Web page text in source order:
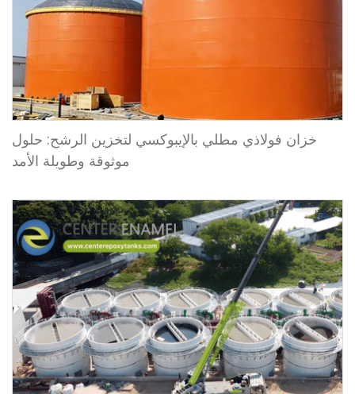
خزان فولاذي مطلي بالإيبوكسي لتخزين الرشح: حلول
موثوقة وطويلة الأمد